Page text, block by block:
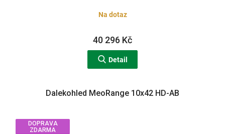
Na dotaz
40 296 Kč
Detail
DOPRAVA
ZDARMA
Dalekohled MeoRange 10x42 HD-AB